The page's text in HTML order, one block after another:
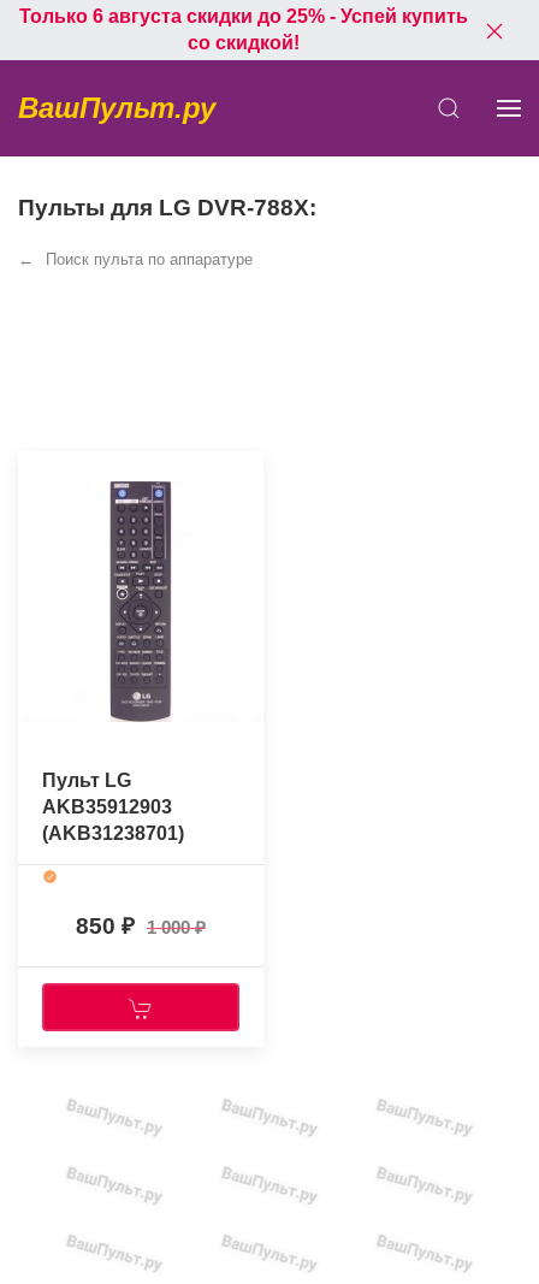
Только 6 августа скидки до 25% - Успей купить
со скидкой!
ВашПульт.ру
Пульты для LG DVR-788X:
Поиск пульта по аппаратуре
Пульт LG
AKB35912903
(AKB31238701)
(оригинальный)
850 1 000